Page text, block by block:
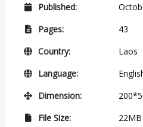
Published:
Pages:
43
Country:
Laos
Language:
Dimension:
File Size:
22MB